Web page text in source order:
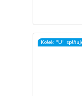
Kolek "U"